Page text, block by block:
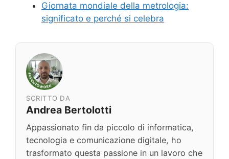
Giornata mondiale della metrologia:
significato e perché si celebra
SCRITTO DA
Andrea Bertolotti
Appassionato fin da piccolo di informatica,
tecnologia e comunicazione digitale, ho
trasformato questa passione in un lavoro che